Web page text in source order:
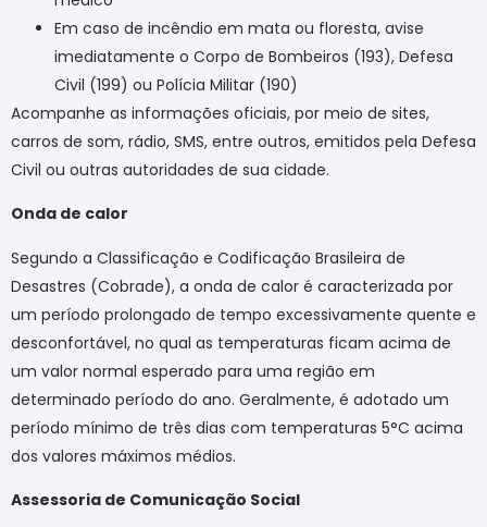
Em caso de incêndio em mata ou floresta, avise
imediatamente o Corpo de Bombeiros (193), Defesa
Civil (199) ou Polícia Militar (190)
Acompanhe as informações oficiais, por meio de sites,
carros de som, rádio, SMS, entre outros, emitidos pela Defesa
Civil ou outras autoridades de sua cidade.
Onda de calor
Segundo a Classificação e Codificação Brasileira de
Desastres (Cobrade), a onda de calor é caracterizada por
um período prolongado de tempo excessivamente quente e
desconfortável, no qual as temperaturas ficam acima de
um valor normal esperado para uma região em
determinado período do ano. Geralmente, é adotado um
período mínimo de três dias com temperaturas 5°C acima
dos valores máximos médios.
Assessoria de Comunicação Social